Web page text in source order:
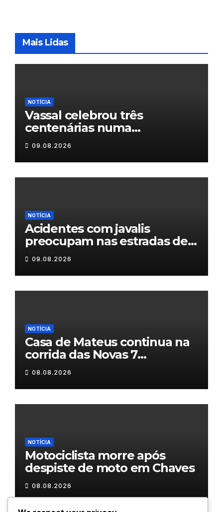
Mais Lidas
NOTÍCIA
Vassal celebrou três
centenárias numa
homenagem a um século de
histórias
09.08.2026
NOTÍCIA
Acidentes com javalis
preocupam nas estradas de
Trás-os-Montes
09.08.2026
NOTÍCIA
Casa de Mateus continua na
corrida das Novas 7
Maravilhas de Portugal
08.08.2026
NOTÍCIA
Motociclista morre após
despiste de moto em Chaves
08.08.2026